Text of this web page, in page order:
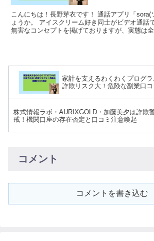
こんにちは！長野芽衣です！ 通話アプリ「sora(
ょうか。 アイスクリーム好き同士がビデオ通話
無害なコンセプトを掲げておりますが、実態は
家計を支えるわくわくプログ
詐欺リスク大！危険な副業口
株式情報ラボ・AURIXGOLD・加藤美夕は詐欺
戒！機関口座の存在否定と口コミ注意喚起
コメント
コメントを書き込む